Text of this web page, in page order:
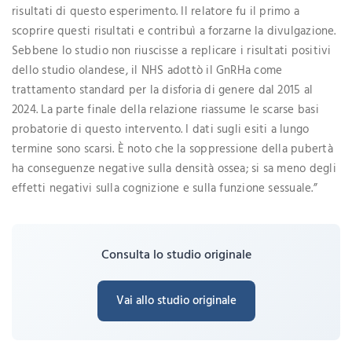
risultati di questo esperimento. Il relatore fu il primo a
scoprire questi risultati e contribuì a forzarne la divulgazione.
Sebbene lo studio non riuscisse a replicare i risultati positivi
dello studio olandese, il NHS adottò il GnRHa come
trattamento standard per la disforia di genere dal 2015 al
2024. La parte finale della relazione riassume le scarse basi
probatorie di questo intervento. I dati sugli esiti a lungo
termine sono scarsi. È noto che la soppressione della pubertà
ha conseguenze negative sulla densità ossea; si sa meno degli
effetti negativi sulla cognizione e sulla funzione sessuale.”
Consulta lo studio originale
Vai allo studio originale